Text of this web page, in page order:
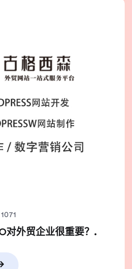
1071
对外贸企业很重要？.